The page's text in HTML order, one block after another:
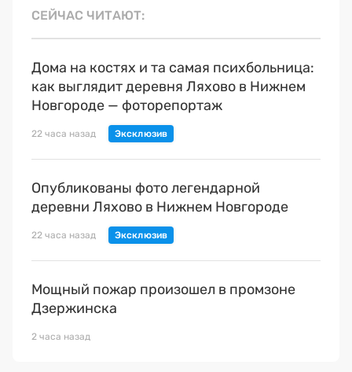
СЕЙЧАС ЧИТАЮТ
Дома на костях и та самая психбольница:
как выглядит деревня Ляхово в Нижнем
Новгороде — фоторепортаж
22 часа назад
Опубликованы фото легендарной
деревни Ляхово в Нижнем Новгороде
22 часа назад
Мощный пожар произошел в промзоне
Дзержинска
2 часа назад